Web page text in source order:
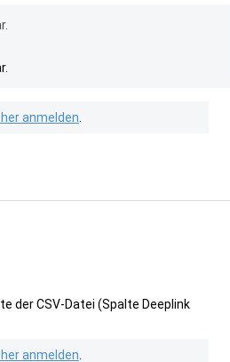
anmelden
der CSV-Datei (Spalte Deeplink
anmelden